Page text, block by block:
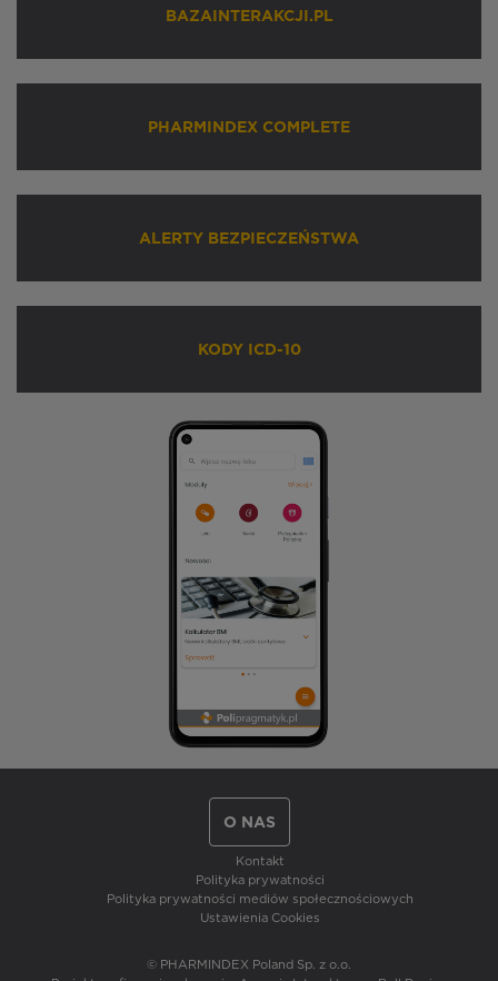
BAZAINTERAKCJI.PL
PHARMINDEX COMPLETE
ALERTY BEZPIECZEŃSTWA
KODY ICD-10
O NAS
Kontakt
Polityka prywatności
Polityka prywatności mediów społecznościowych
Ustawienia Cookies
© PHARMINDEX Poland Sp. z o.o.